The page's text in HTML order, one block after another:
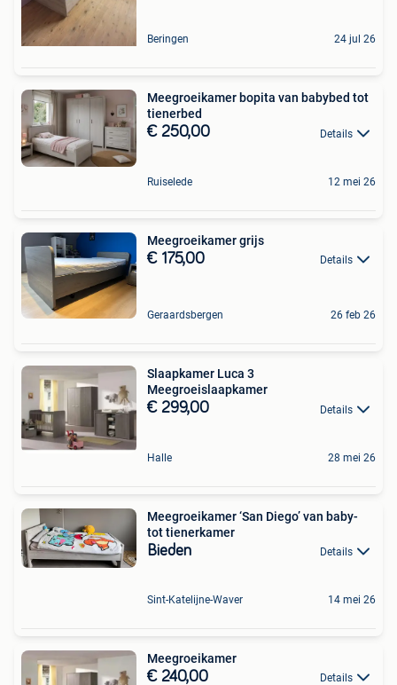
Beringen 24 jul 26
Meegroeikamer bopita van babybed tot
tienerbed
€ 250,00 Details
Ruiselede 12 mei 26
Meegroeikamer grijs
€ 175,00 Details
Geraardsbergen 26 feb 26
Slaapkamer Luca 3
Meegroeislaapkamer
€ 299,00 Details
Halle 28 mei 26
Meegroeikamer ‘San Diego’ van baby-
tot tienerkamer
Bieden Details
Sint-Katelijne-Waver 14 mei 26
Meegroeikamer
€ 240,00 Details